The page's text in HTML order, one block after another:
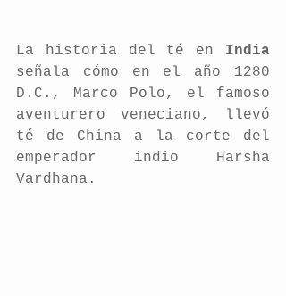
La historia del té en India
señala cómo en el año 1280
D.C., Marco Polo, el famoso
aventurero veneciano, llevó
té de China a la corte del
emperador indio Harsha
Vardhana.